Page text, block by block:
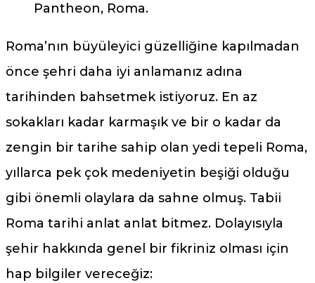
Pantheon, Roma.
Roma’nın büyüleyici güzelliğine kapılmadan
önce şehri daha iyi anlamanız adına
tarihinden bahsetmek istiyoruz. En az
sokakları kadar karmaşık ve bir o kadar da
zengin bir tarihe sahip olan yedi tepeli Roma,
yıllarca pek çok medeniyetin beşiği olduğu
gibi önemli olaylara da sahne olmuş. Tabii
Roma tarihi anlat anlat bitmez. Dolayısıyla
şehir hakkında genel bir fikriniz olması için
hap bilgiler vereceğiz: